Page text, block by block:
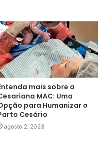
mais sobre a
MAC: Uma
para Humanizar o
Cesário
agosto 2, 2023